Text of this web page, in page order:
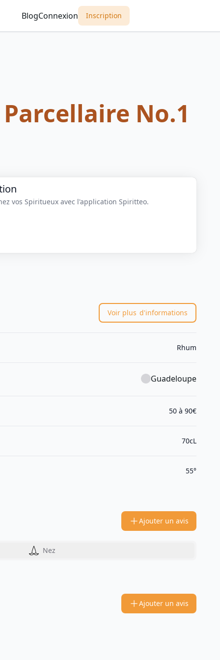
BlogConnexion Inscription
No.1
vos Spiritueux avec l'application Spiritteo.
Voir plus d'informations
Rhum
Guadeloupe
50 à 90€
70cL
55°
Ajouter un avis
Nez
Ajouter un avis